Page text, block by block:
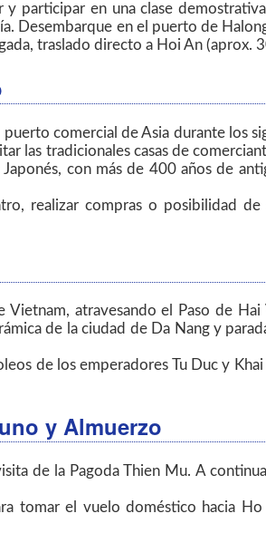
participar en una clase
Desembarque en el puerto de
traslado directo a Hoi An (aprox.
comercial de Asia durante los
las tradicionales casas de
con más de 400 años de
realizar compras o posibilidad de
atravesando el Paso de
de la ciudad de Da Nang y
de los emperadores Tu Duc y
y Almuerzo
de la Pagoda Thien Mu. A
tomar el vuelo doméstico hacia